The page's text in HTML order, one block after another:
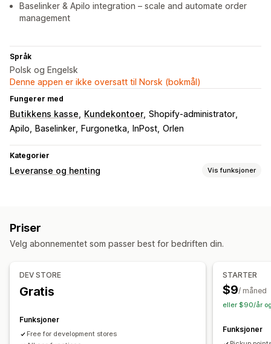
Baselinker & Apilo integration – scale and automate order
management
Språk
Polsk og Engelsk
Denne appen er ikke oversatt til Norsk (bokmål)
Fungerer med
Butikkens kasse Kundekontoer Shopify-administrator
Apilo
Baselinker Furgonetka InPost Orlen
Kategorier
Leveranse og henting Vis funksjoner
Sanntidssporing
Leveringskart
Priser
Velg abonnementet som passer best for bedriften din.
DEV STORE
Gratis
Funksjoner
Free for development stores
STARTER
$9/ måned
eller $90/år
Funksjoner